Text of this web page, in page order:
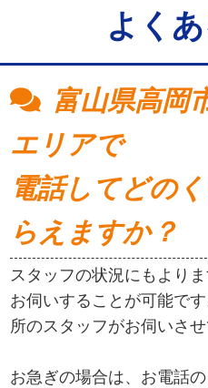
よく
富山県高岡
エリアで
電話してどの
らえますか？
スタッフの状況にもより
お伺いすることが可能で
所のスタッフがお伺いさせ
お急ぎの場合は、お電話